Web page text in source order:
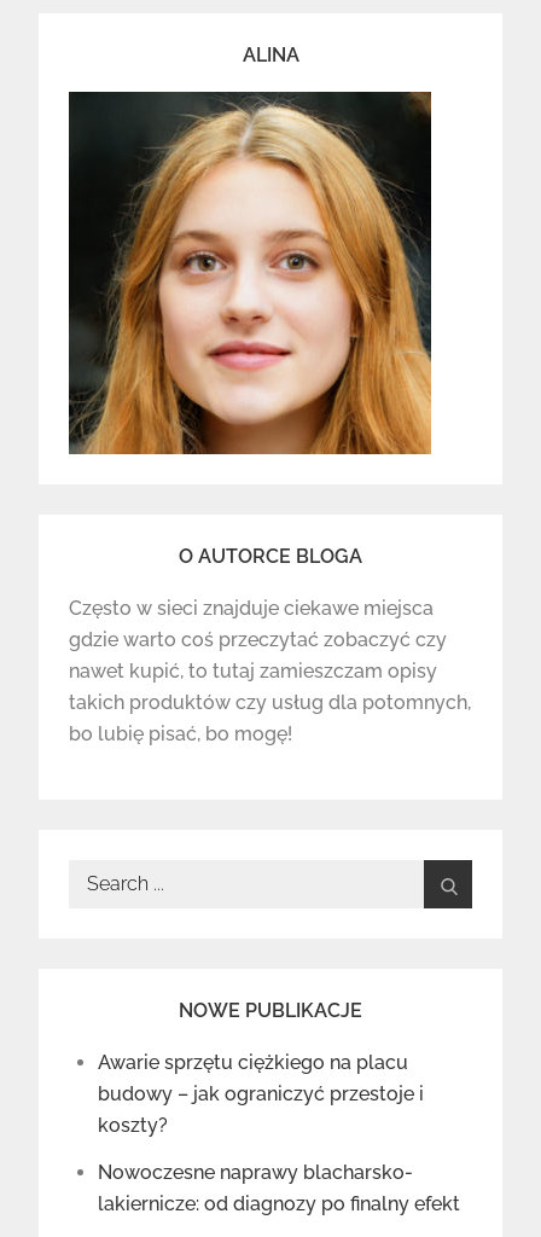
ALINA
O AUTORCE BLOGA
Często w sieci znajduje ciekawe miejsca
gdzie warto coś przeczytać zobaczyć czy
nawet kupić, to tutaj zamieszczam opisy
takich produktów czy usług dla potomnych,
bo lubię pisać, bo mogę!
Search
NOWE PUBLIKACJE
Awarie sprzętu ciężkiego na placu
budowy – jak ograniczyć przestoje i
koszty?
Nowoczesne naprawy blacharsko-
lakiernicze: od diagnozy po finalny efekt